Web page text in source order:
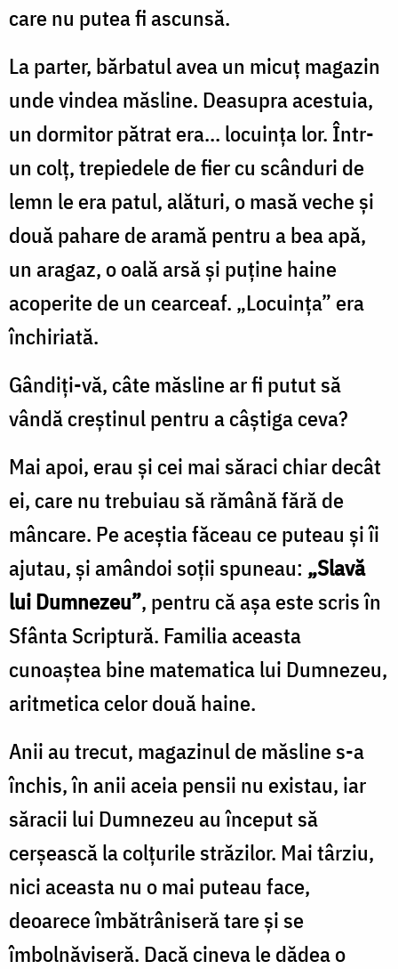
care nu putea fi ascunsă.
La parter, bărbatul avea un micuț magazin
unde vindea măsline. Deasupra acestuia,
un dormitor pătrat era... locuința lor. Într-
un colț, trepiedele de fier cu scânduri de
lemn le era patul, alături, o masă veche și
două pahare de aramă pentru a bea apă,
un aragaz, o oală arsă și puține haine
acoperite de un cearceaf. „Locuința” era
închiriată.
Gândiți-vă, câte măsline ar fi putut să
vândă creștinul pentru a câștiga ceva?
Mai apoi, erau și cei mai săraci chiar decât
ei, care nu trebuiau să rămână fără de
mâncare. Pe aceștia făceau ce puteau și îi
ajutau, și amândoi soții spuneau: „Slavă
lui Dumnezeu”, pentru că așa este scris în
Sfânta Scriptură. Familia aceasta
cunoaștea bine matematica lui Dumnezeu,
aritmetica celor două haine.
Anii au trecut, magazinul de măsline s-a
închis, în anii aceia pensii nu existau, iar
săracii lui Dumnezeu au început să
cerșească la colțurile străzilor. Mai târziu,
nici aceasta nu o mai puteau face,
deoarece îmbătrâniseră tare și se
îmbolnăviseră. Dacă cineva le dădea o